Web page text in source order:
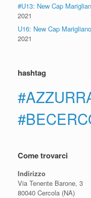
#U13: New Cap
2021
U16: New Cap
2021
hashtag
Come trovarci
Indirizzo
Via Tenente Barone, 3
80040 Cercola (NA)